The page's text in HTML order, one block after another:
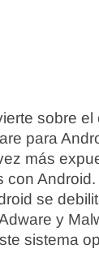
sobre el
para
más
con
se
y
sistema